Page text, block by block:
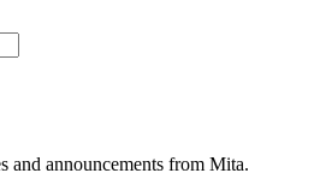
and announcements from Mita.